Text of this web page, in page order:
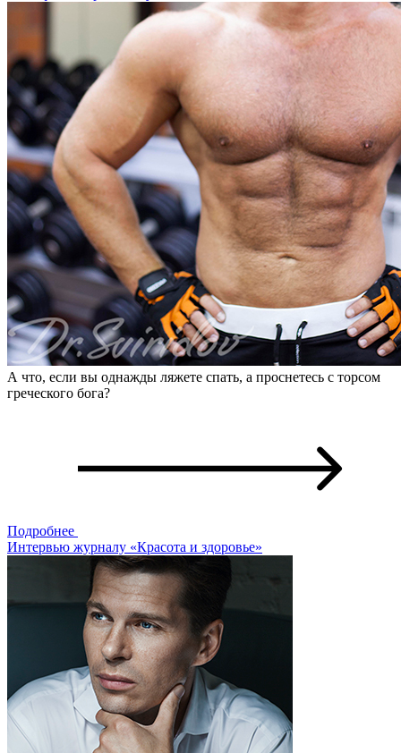
А что, если вы однажды ляжете спать, а проснетесь с торсом
греческого бога?
Подробнее
Интервью журналу «Красота и здоровье»